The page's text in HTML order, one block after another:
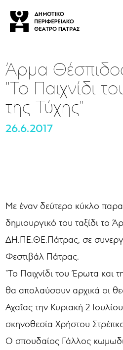
Άρμα
"Το Παιχνίδι
της Τύχης"
26.6.2017
Με έναν δεύτερο κύκλο
δημιουργικό του ταξίδι το
ΔΗ.ΠΕ.ΘΕ.Πάτρας, σε
Φεστιβάλ Πάτρας.
"Το Παιχνίδι του Έρωτα και
θα απολαύσουν αρχικά οι
Αχαΐας την Κυριακή 2
σκηνοθεσία Χρήστου
Ο σπουδαίος Γάλλος